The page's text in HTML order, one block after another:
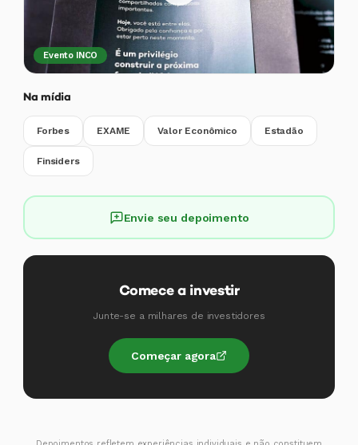
Evento INCO
Na mídia
Forbes EXAME Valor Econômico Estadão
Finsiders
Envie seu depoimento
Comece a investir
Junte-se a milhares de investidores
Começar agora